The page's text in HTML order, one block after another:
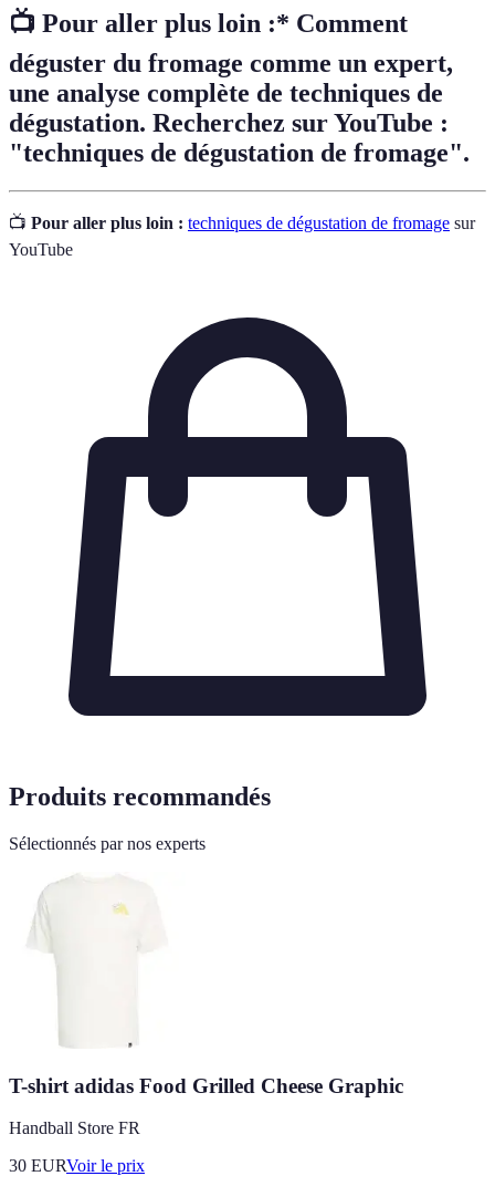
📺 Pour aller plus loin :* Comment
déguster du fromage comme un expert,
une analyse complète de techniques de
dégustation. Recherchez sur YouTube :
"techniques de dégustation de fromage".
📺 Pour aller plus loin : techniques de dégustation de fromage sur
YouTube
Produits recommandés
Sélectionnés par nos experts
T-shirt adidas Food Grilled Cheese Graphic
Handball Store FR
30 EURVoir le prix